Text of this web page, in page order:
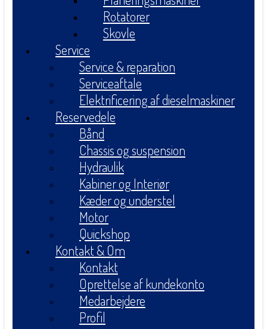
Rotatorer
Skovle
Service
Service & reparation
Serviceaftale
Elektrificering af dieselmaskiner
Reservedele
Bånd
Chassis og suspension
Hydraulik
Kabiner og Interiør
Kæder og understel
Motor
Quickshop
Kontakt & Om
Kontakt
Oprettelse af kundekonto
Medarbejdere
Profil